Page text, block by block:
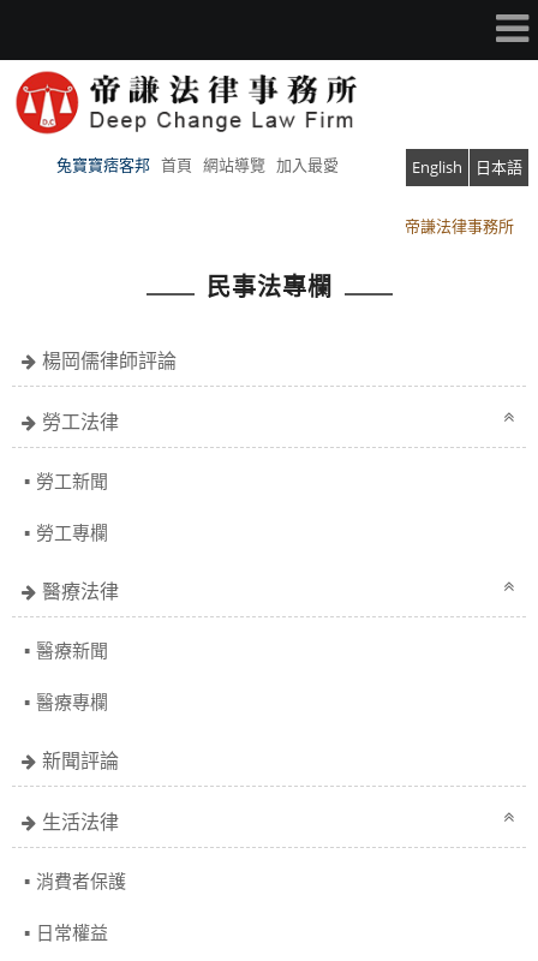
兔寶寶痞客邦 首頁 網站導覽 加入最愛 English 日本語
民事法專欄
楊岡儒律師評論
勞工法律
勞工新聞
勞工專欄
醫療法律
醫療新聞
醫療專欄
新聞評論
生活法律
消費者保護
日常權益